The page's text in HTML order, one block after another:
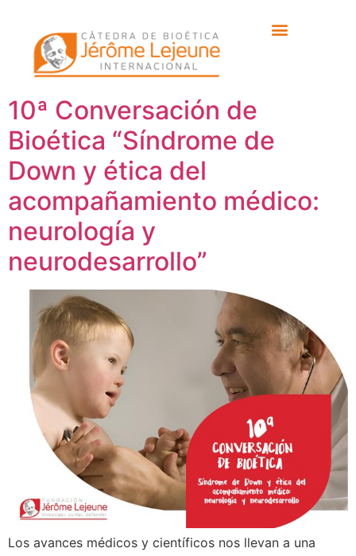
Etiqueta: Sara de la
Torre
10ª Conversación de
Bioética “Síndrome de
Down y ética del
acompañamiento médico:
neurología y
neurodesarrollo”
Los avances médicos y científicos nos llevan a una